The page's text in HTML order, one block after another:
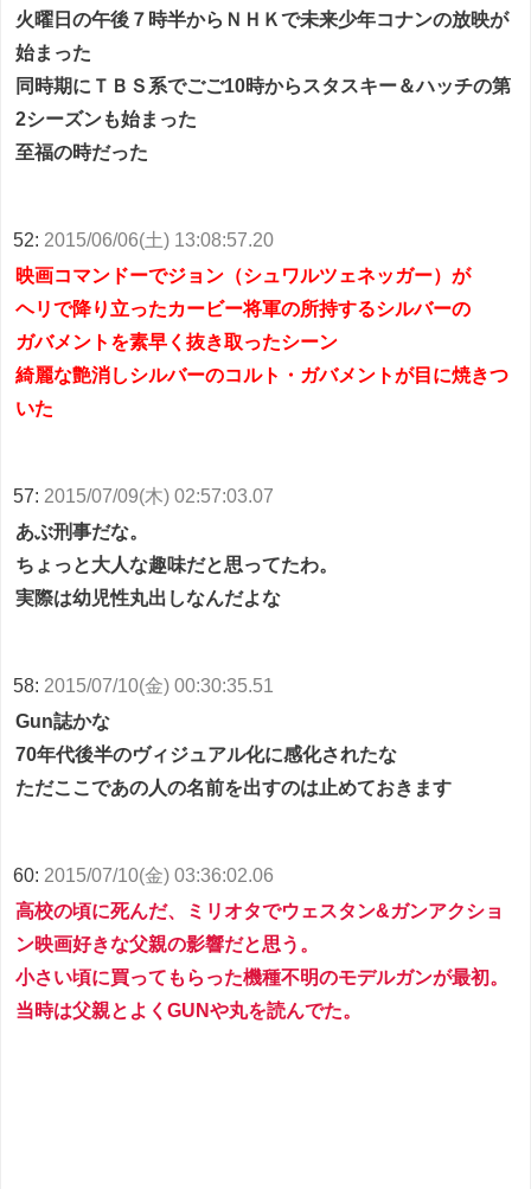
火曜日の午後７時半からＮＨＫで未来少年コナンの放映が
始まった
同時期にＴＢＳ系でごご10時からスタスキー＆ハッチの第
2シーズンも始まった
至福の時だった
52: 2015/06/06(土) 13:08:57.20
映画コマンドーでジョン（シュワルツェネッガー）が
ヘリで降り立ったカービー将軍の所持するシルバーの
ガバメントを素早く抜き取ったシーン
綺麗な艶消しシルバーのコルト・ガバメントが目に焼きつ
いた
57: 2015/07/09(木) 02:57:03.07
あぶ刑事だな。
ちょっと大人な趣味だと思ってたわ。
実際は幼児性丸出しなんだよな
58: 2015/07/10(金) 00:30:35.51
Gun誌かな
70年代後半のヴィジュアル化に感化されたな
ただここであの人の名前を出すのは止めておきます
60: 2015/07/10(金) 03:36:02.06
高校の頃に死んだ、ミリオタでウェスタン&ガンアクショ
ン映画好きな父親の影響だと思う。
小さい頃に買ってもらった機種不明のモデルガンが最初。
当時は父親とよくGUNや丸を読んでた。